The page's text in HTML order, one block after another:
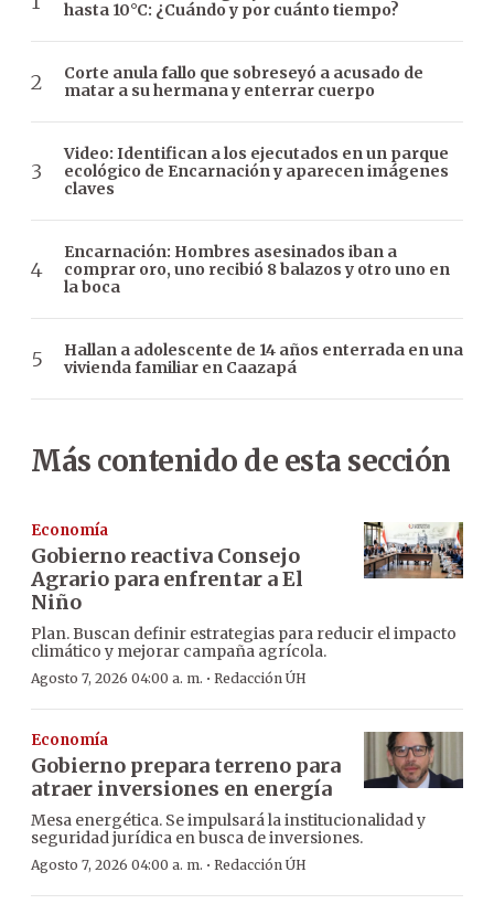
hasta 10°C: ¿Cuándo y por cuánto tiempo?
Corte anula fallo que sobreseyó a acusado de
matar a su hermana y enterrar cuerpo
Video: Identifican a los ejecutados en un parque
ecológico de Encarnación y aparecen imágenes
claves
Encarnación: Hombres asesinados iban a
comprar oro, uno recibió 8 balazos y otro uno en
la boca
Hallan a adolescente de 14 años enterrada en una
vivienda familiar en Caazapá
Más contenido de esta sección
Economía
Gobierno reactiva Consejo
Agrario para enfrentar a El
Niño
Plan. Buscan definir estrategias para reducir el impacto
climático y mejorar campaña agrícola.
Agosto 7, 2026 04:00 a. m. · Redacción ÚH
Economía
Gobierno prepara terreno para
atraer inversiones en energía
Mesa energética. Se impulsará la institucionalidad y
seguridad jurídica en busca de inversiones.
Agosto 7, 2026 04:00 a. m. · Redacción ÚH